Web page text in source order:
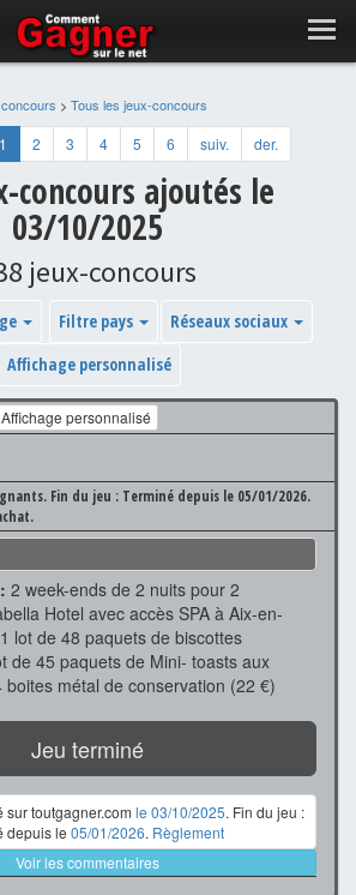
> Tous les jeux-concours
1 2 3 4 5 6 suiv. der.
concours ajoutés le
03/10/2025
jeux-concours
Filtre pays
Réseaux sociaux
Affichage personnalisé
Affichage personnalisé
Fin du jeu : Terminé depuis le 05/01/2026.
2 week-ends de 2 nuits pour 2
Hotel avec accès SPA à Aix-en-
lot de 48 paquets de biscottes
de 45 paquets de Mini- toasts aux
métal de conservation (22 €)
Jeu terminé
toutgagner.com le 03/10/2025. Fin du jeu :
depuis le 05/01/2026. Règlement
Voir les commentaires